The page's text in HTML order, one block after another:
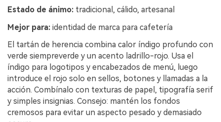
Estado de ánimo: tradicional, cálido, artesanal
Mejor para: identidad de marca para cafetería
El tartán de herencia combina calor índigo profundo con
verde siempreverde y un acento ladrillo-rojo. Usa el
índigo para logotipos y encabezados de menú, luego
introduce el rojo solo en sellos, botones y llamadas a la
acción. Combínalo con texturas de papel, tipografía serif
y simples insignias. Consejo: mantén los fondos
cremosos para evitar un aspecto pesado y demasiado